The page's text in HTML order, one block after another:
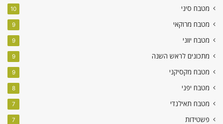
מטבח סיני 10
מטבח מרוקאי 9
מטבח יווני 9
מתכונים לראש השנה 9
מטבח מקסיקני 9
מטבח יפני 8
מטבח תאילנדי 7
פשטידות 7